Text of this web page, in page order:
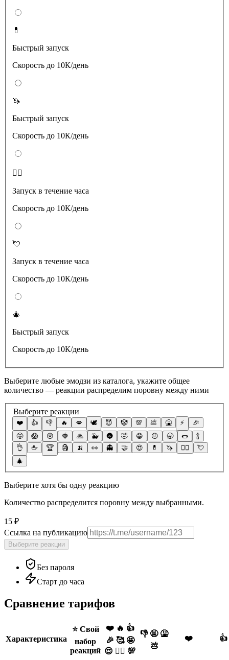
💊
Быстрый запуск
Скорость до 10К/день
🦄
Быстрый запуск
Скорость до 10К/день
❤️‍🔥
Запуск в течение часа
Скорость до 10К/день
💘
Запуск в течение часа
Скорость до 10К/день
🎄
Быстрый запуск
Скорость до 10К/день
Выберите любые эмодзи из каталога, укажите общее
количество — реакции распределим поровну между ними
Выберите реакции
❤️ 👍 👎 🔥 💋 🕊 😈 🤡 💯 💩 🤮 ⚡️
🎉
🤩
😱 😢 🍓 🙏 🐳 🌚 🤣 😁 😐 🥱 🌭
🍾
👌
🖕 🏆 🗿 🍌 👀 👻 🤝 😍 💊 🦄 ❤️‍🔥
💘
🎄
Выберите хотя бы одну реакцию
Количество распределится поровну между выбранными.
15 ₽
Ссылка на публикацию
Выберите реакции
Без пароля
Старт до часа
Сравнение тарифов
Характеристика
⭐️ Свой
набор
реакций
❤️ 🔥 👍
🎉 🥰 🤩
😍 ❤️‍🔥 💯
👎 🤬 🤮
💩
❤️ 👍